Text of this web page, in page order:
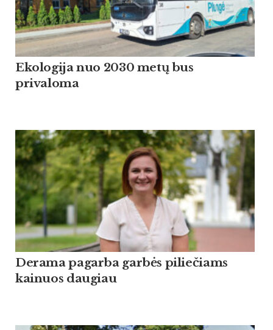
Ekologija nuo 2030 metų bus
privaloma
Derama pagarba garbės piliečiams
kainuos daugiau